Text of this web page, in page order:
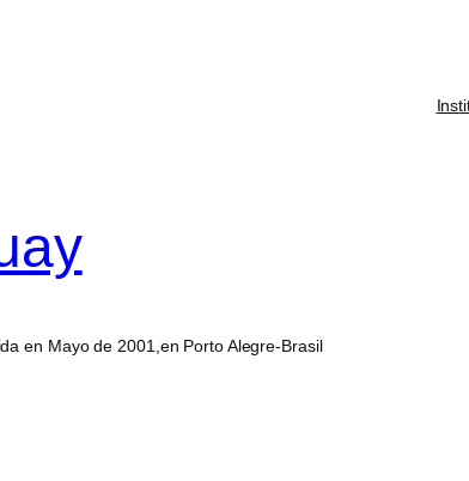
en Mayo de 2001,en Porto Alegre-Brasil